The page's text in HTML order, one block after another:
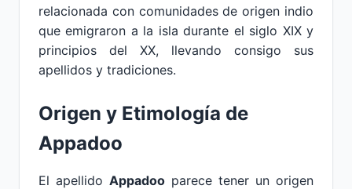
relacionada con comunidades de origen indio
que emigraron a la isla durante el siglo XIX y
principios del XX, llevando consigo sus
apellidos y tradiciones.
Origen y Etimología de
Appadoo
El apellido Appadoo parece tener un origen